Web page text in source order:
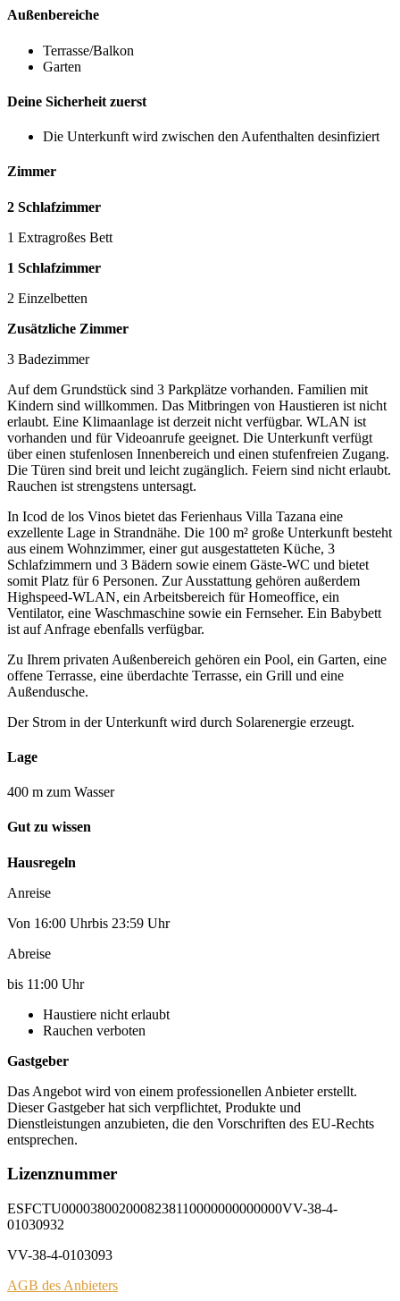
Außenbereiche
Terrasse/Balkon
Garten
Deine Sicherheit zuerst
Die Unterkunft wird zwischen den Aufenthalten desinfiziert
Zimmer
2 Schlafzimmer
1 Extragroßes Bett
1 Schlafzimmer
2 Einzelbetten
Zusätzliche Zimmer
3 Badezimmer
Auf dem Grundstück sind 3 Parkplätze vorhanden. Familien mit
Kindern sind willkommen. Das Mitbringen von Haustieren ist nicht
erlaubt. Eine Klimaanlage ist derzeit nicht verfügbar. WLAN ist
vorhanden und für Videoanrufe geeignet. Die Unterkunft verfügt
über einen stufenlosen Innenbereich und einen stufenfreien Zugang.
Die Türen sind breit und leicht zugänglich. Feiern sind nicht erlaubt.
Rauchen ist strengstens untersagt.
In Icod de los Vinos bietet das Ferienhaus Villa Tazana eine
exzellente Lage in Strandnähe. Die 100 m² große Unterkunft besteht
aus einem Wohnzimmer, einer gut ausgestatteten Küche, 3
Schlafzimmern und 3 Bädern sowie einem Gäste-WC und bietet
somit Platz für 6 Personen. Zur Ausstattung gehören außerdem
Highspeed-WLAN, ein Arbeitsbereich für Homeoffice, ein
Ventilator, eine Waschmaschine sowie ein Fernseher. Ein Babybett
ist auf Anfrage ebenfalls verfügbar.
Zu Ihrem privaten Außenbereich gehören ein Pool, ein Garten, eine
offene Terrasse, eine überdachte Terrasse, ein Grill und eine
Außendusche.
Der Strom in der Unterkunft wird durch Solarenergie erzeugt.
Lage
400 m zum Wasser
Gut zu wissen
Hausregeln
Anreise
Von 16:00 Uhrbis 23:59 Uhr
Abreise
bis 11:00 Uhr
Haustiere nicht erlaubt
Rauchen verboten
Gastgeber
Das Angebot wird von einem professionellen Anbieter erstellt.
Dieser Gastgeber hat sich verpflichtet, Produkte und
Dienstleistungen anzubieten, die den Vorschriften des EU-Rechts
entsprechen.
Lizenznummer
ESFCTU0000380020008238110000000000000VV-38-4-
01030932
VV-38-4-0103093
AGB des Anbieters